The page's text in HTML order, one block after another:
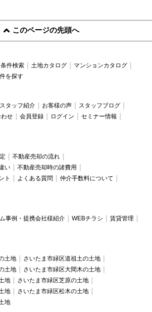
このページの先頭へ
条件検索 土地カタログ
マンションカタログ
を探す
スタッフ紹介 お客様の声
スタッフブログ
せ 会員登録 ログイン
セミナー情報
不動産売却の流れ
い
不動産売却時の諸費用
ト
よくある質問
仲介手数料について
事例・提携会社様紹介 WEBチラシ
賃貸管理
土地
さいたま市緑区道祖土の土地
土地
さいたま市緑区大間木の土地
地
さいたま市緑区芝原の土地
地
さいたま市緑区松木の土地
地